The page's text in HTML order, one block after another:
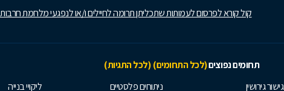
קול קורא לפרסום לעמותות שתכליתן תרומה לחיילים ו/או לנפגעי מלחמת
תחומים נפוצים(לכל התחומים) (לכל התגיות)
גישור גירושין
ניתוחים פלסטיים
ליקויי בנייה